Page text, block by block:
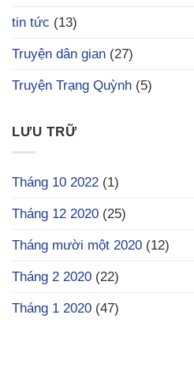
tin tức (13)
Truyện dân gian (27)
Truyện Trạng Quỳnh (5)
LƯU TRỮ
Tháng 10 2022 (1)
Tháng 12 2020 (25)
Tháng mười một 2020 (12)
Tháng 2 2020 (22)
Tháng 1 2020 (47)